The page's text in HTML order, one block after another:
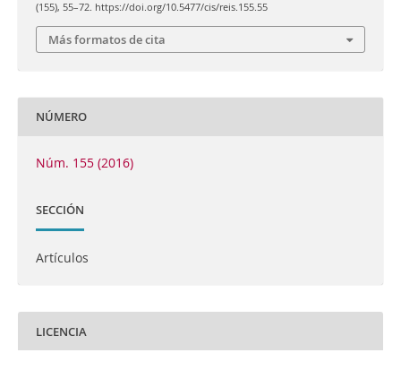
(155), 55–72. https://doi.org/10.5477/cis/reis.155.55
Más formatos de cita
NÚMERO
Núm. 155 (2016)
SECCIÓN
Artículos
LICENCIA